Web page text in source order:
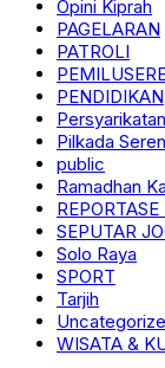
Opini Kiprah
PAGELARAN
PATROLI
PENDIDIKAN
Persyarikatan
Pilkada
public
Ramadhan
SEPUTAR
Solo Raya
SPORT
Tarjih
WISATA &